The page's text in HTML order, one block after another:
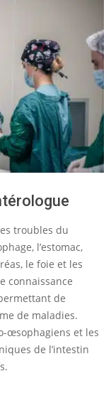
troubles du
l’estomac,
le foie et les
connaissance
de
de maladies.
œsophagiens et les
de l’intestin